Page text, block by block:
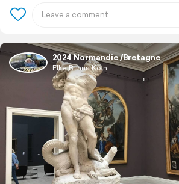
2024 Normandie /Bretagne
Elke B. aus Köln